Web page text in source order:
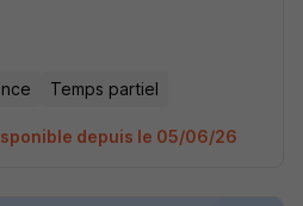
Temps partiel
depuis le 05/06/26